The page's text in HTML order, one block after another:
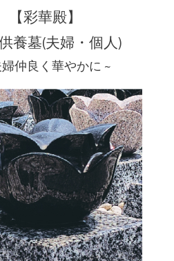
【彩華殿】
養墓(夫婦・個人)
婦仲良く華やかに ~